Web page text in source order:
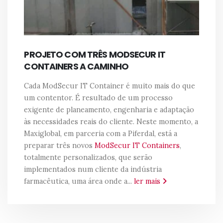
PROJETO COM TRÊS MODSECUR IT
CONTAINERS A CAMINHO
Cada ModSecur IT Container é muito mais do que
um contentor. É resultado de um processo
exigente de planeamento, engenharia e adaptação
às necessidades reais do cliente. Neste momento, a
Maxiglobal, em parceria com a Piferdal, está a
preparar três novosModSecur IT Containers,
totalmente personalizados, que serão
implementados num cliente da indústria
farmacêutica, uma área onde a...ler mais